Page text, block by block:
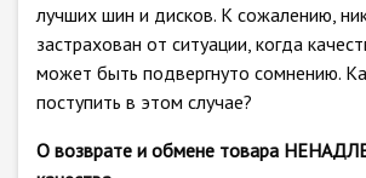
лучших шин и дисков. К сожалению,
застрахован от ситуации, когда
может быть подвергнуто сомнению.
поступить в этом случае?
О возврате и обмене товара